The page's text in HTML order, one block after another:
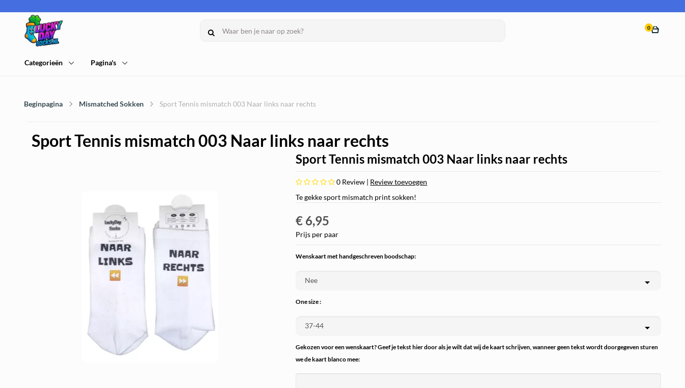
0
Categorieën Pagina's
Beginpagina Mismatched Sokken Sport Tennis mismatch 003 Naar links naar rechts
Sport Tennis mismatch 003 Naar links naar rechts
Sport Tennis mismatch 003 Naar links naar rechts
0 Review | Review toevoegen
Te gekke sport mismatch print sokken!
€ 6,95
Prijs per paar
Wenskaart met handgeschreven boodschap:
One size :
Gekozen voor een wenskaart? Geef je tekst hier door als je wilt dat wij de kaart schrijven, wanneer geen tekst wordt doorgegeven sturen
we de kaart blanco mee: